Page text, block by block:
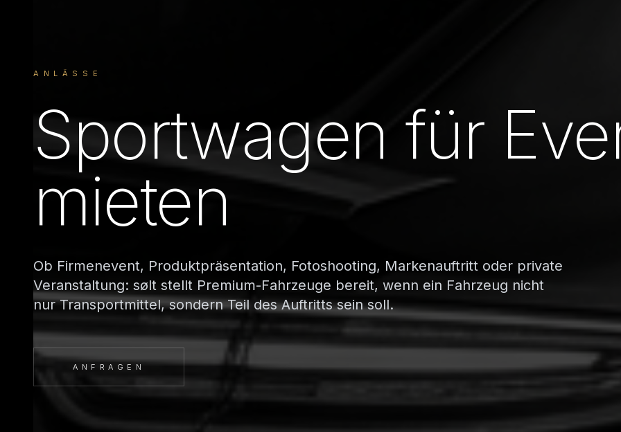
ANLÄSSE
Sportwagen für
mieten
Ob Firmenevent, Produktpräsentation, Fotoshooting, Markenauftritt oder private
Veranstaltung: sølt stellt Premium-Fahrzeuge bereit, wenn ein Fahrzeug nicht
nur Transportmittel, sondern Teil des Auftritts sein soll.
ANFRAGEN